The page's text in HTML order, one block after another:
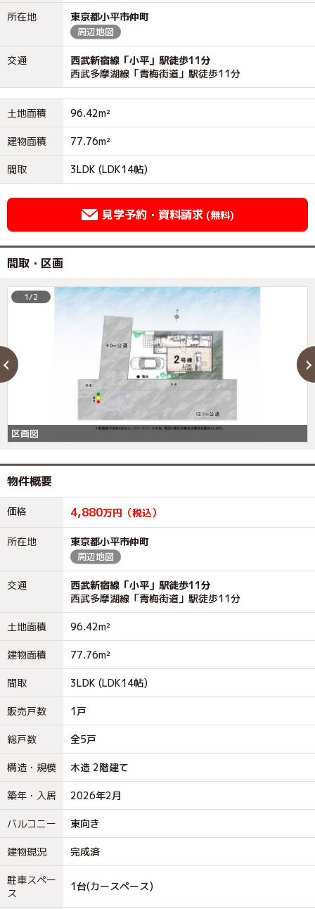
所在地 東京都小平市仲町
周辺地図
交通
西武新宿線「小平」駅徒歩11分
西武多摩湖線「青梅街道」駅徒歩11分
土地面積 96.42m²
建物面積 77.76m²
間取 3LDK (LDK14帖)
見学予約・資料請求 (無料)
間取・区画
区画図
1/2
物件概要
価格 4,880万円（税込）
所在地 東京都小平市仲町
周辺地図
交通
西武新宿線「小平」駅徒歩11分
西武多摩湖線「青梅街道」駅徒歩11分
土地面積 96.42m²
建物面積 77.76m²
間取 3LDK (LDK14帖)
販売戸数 1戸
総戸数 全5戸
構造・規模 木造 2階建て
築年・入居 2026年2月
バルコニー 東向き
建物現況 完成済
駐車スペー
ス
1台(カースペース)